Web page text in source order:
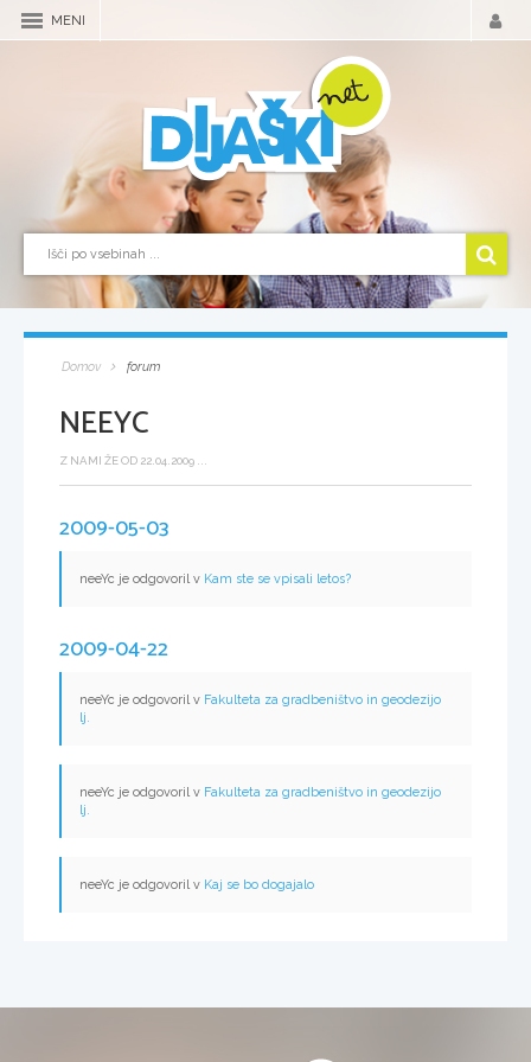
MENI
Domov forum
NEEYC
Z NAMI ŽE OD 22.04.2009 ...
2009-05-03
neeYc je odgovoril v Kam ste se vpisali letos?
2009-04-22
neeYc je odgovoril v Fakulteta za gradbeništvo in geodezijo
lj.
neeYc je odgovoril v Fakulteta za gradbeništvo in geodezijo
lj.
neeYc je odgovoril v Kaj se bo dogajalo